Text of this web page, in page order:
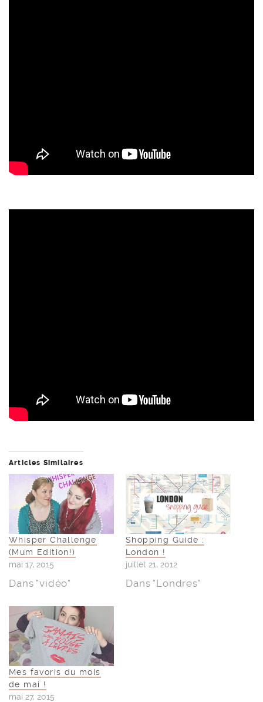
Articles Similaires
Whisper Challenge
(Mum Edition!)
mai 17, 2015
Dans "vidéo"
Shopping Guide :
London !
juillet 21, 2012
Dans "Londres"
Mes favoris du mois
de mai !
mai 27, 2015